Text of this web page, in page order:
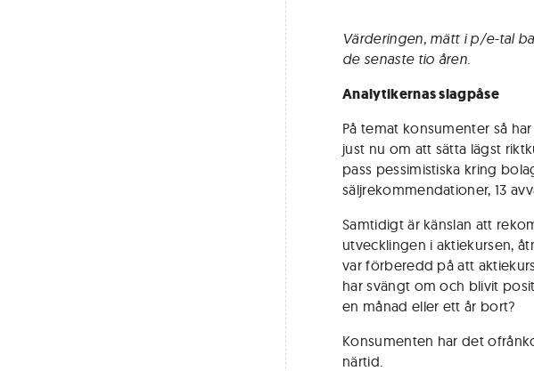
Värderingen, mätt i p/e-tal
de senaste tio åren.
Analytikernas slagpåse
På temat konsumenter så
just nu om att sätta lägst
pass pessimistiska kring
säljrekommendationer, 13
Samtidigt är känslan att
utvecklingen i aktiekursen,
var förberedd på att
har svängt om och blivit
en månad eller ett år bort?
Konsumenten har det
närtid.